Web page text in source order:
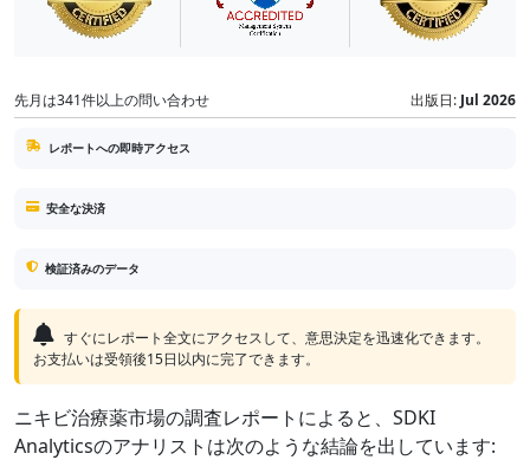
先月は341件以上の問い合わせ 出版日: Jul 2026
レポートへの即時アクセス
安全な決済
検証済みのデータ
すぐにレポート全文にアクセスして、意思決定を迅速化できます。
お支払いは受領後15日以内に完了できます。
ニキビ治療薬市場の調査レポートによると、SDKI
Analyticsのアナリストは次のような結論を出しています: